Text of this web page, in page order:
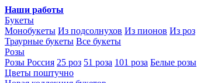
Наши работы
Букеты
Монобукеты Из подсолнухов Из пионов Из роз
Траурные букеты Все букеты
Розы
Розы Россия 25 роз 51 роза 101 роза Белые розы
Цветы поштучно